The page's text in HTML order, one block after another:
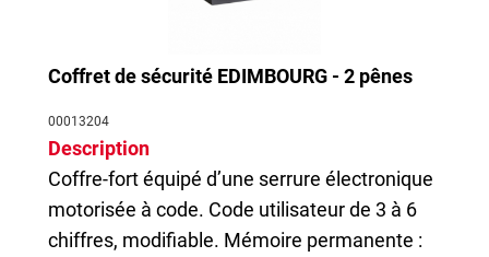
Coffret de sécurité EDIMBOURG - 2 pênes
00013204
Description
Coffre-fort équipé d’une serrure électronique
motorisée à code. Code utilisateur de 3 à 6
chiffres, modifiable. Mémoire permanente :